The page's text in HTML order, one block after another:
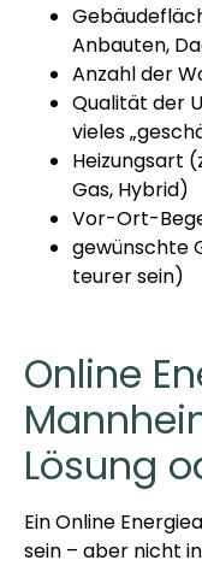
Anbauten,
Anzahl der
Qualität der
vieles
Heizungsart
Gas, Hybrid)
Vor-Ort-
gewünschte
teurer sein)
Online
Lösung
Ein Online
sein – aber nicht